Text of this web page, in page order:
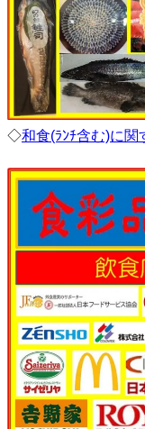
◇和食(ﾗﾝﾁ含む)に